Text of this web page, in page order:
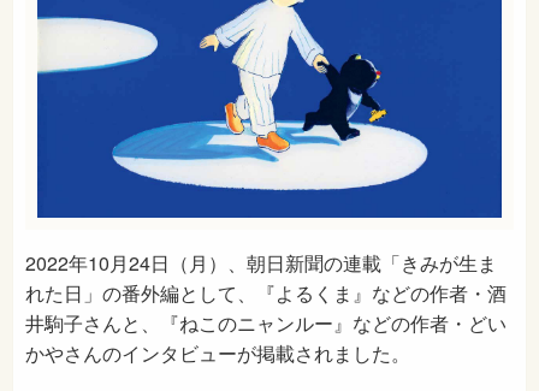
2022年10月24日（月）、朝日新聞の連載「きみが生ま
れた日」の番外編として、『よるくま』などの作者・酒
井駒子さんと、『ねこのニャンルー』などの作者・どい
かやさんのインタビューが掲載されました。